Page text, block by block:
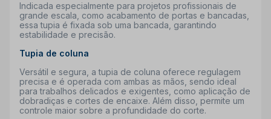
Indicada especialmente para projetos profissionais de
grande escala, como acabamento de portas e bancadas,
essa tupia é fixada sob uma bancada, garantindo
estabilidade e precisão.
Tupia de coluna
Versátil e segura, a tupia de coluna oferece regulagem
precisa e é operada com ambas as mãos, sendo ideal
para trabalhos delicados e exigentes, como aplicação de
dobradiças e cortes de encaixe. Além disso, permite um
controle maior sobre a profundidade do corte.